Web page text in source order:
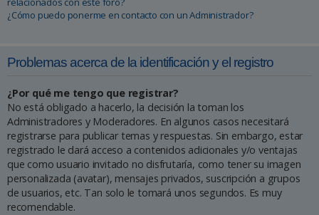
¿Cómo puedo ponerme en contacto con un Administrador?
Problemas acerca de la identificación y el registro
¿Por qué me tengo que registrar?
No está obligado a hacerlo, la decisión la toman los
Administradores y Moderadores. En algunos casos necesitará
registrarse para publicar temas y respuestas. Sin embargo, estar
registrado le dará acceso a contenidos adicionales y/o ventajas
que como usuario invitado no disfrutaría, como tener su imagen
personalizada (avatar), mensajes privados, suscripción a grupos
de usuarios, etc. Tan solo le tomará unos segundos. Es muy
recomendable.